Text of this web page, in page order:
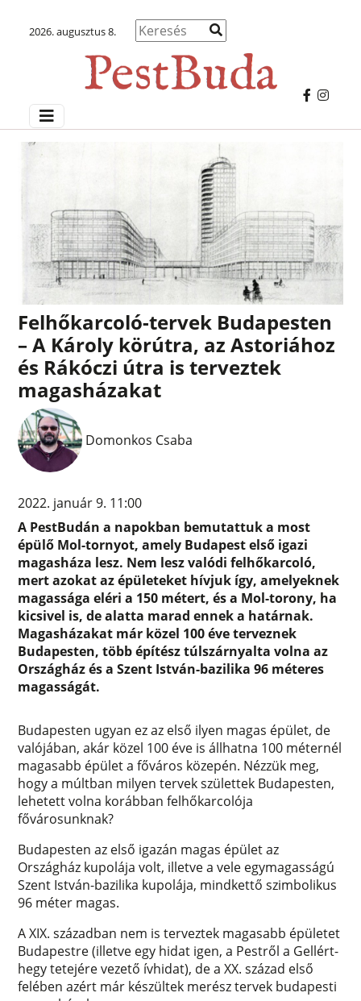
2026. augusztus 8.
Felhőkarcoló-tervek Budapesten
– A Károly körútra, az Astoriához
és Rákóczi útra is terveztek
magasházakat
Domonkos Csaba
2022. január 9. 11:00
A PestBudán a napokban bemutattuk a most
épülő Mol-tornyot, amely Budapest első igazi
magasháza lesz. Nem lesz valódi felhőkarcoló,
mert azokat az épületeket hívjuk így, amelyeknek
magassága eléri a 150 métert, és a Mol-torony, ha
kicsivel is, de alatta marad ennek a határnak.
Magasházakat már közel 100 éve terveznek
Budapesten, több építész túlszárnyalta volna az
Országház és a Szent István-bazilika 96 méteres
magasságát.
Budapesten ugyan ez az első ilyen magas épület, de
valójában, akár közel 100 éve is állhatna 100 méternél
magasabb épület a főváros közepén. Nézzük meg,
hogy a múltban milyen tervek születtek Budapesten,
lehetett volna korábban felhőkarcolója
fővárosunknak?
Budapesten az első igazán magas épület az
Országház kupolája volt, illetve a vele egymagasságú
Szent István-bazilika kupolája, mindkettő szimbolikus
96 méter magas.
A XIX. században nem is terveztek magasabb épületet
Budapestre (illetve egy hidat igen, a Pestről a Gellért-
hegy tetejére vezető ívhidat), de a XX. század első
felében azért már készültek merész tervek budapesti